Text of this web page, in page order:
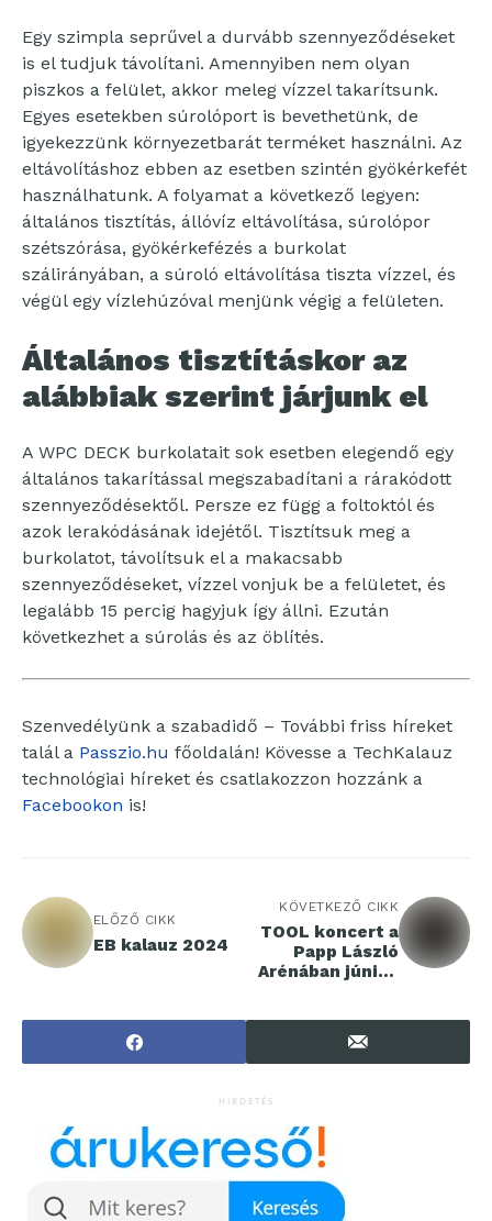
Egy szimpla seprűvel a durvább szennyeződéseket
is el tudjuk távolítani. Amennyiben nem olyan
piszkos a felület, akkor meleg vízzel takarítsunk.
Egyes esetekben súrolóport is bevethetünk, de
igyekezzünk környezetbarát terméket használni. Az
eltávolításhoz ebben az esetben szintén gyökérkefét
használhatunk. A folyamat a következő legyen:
általános tisztítás, állóvíz eltávolítása, súrolópor
szétszórása, gyökérkefézés a burkolat
szálirányában, a súroló eltávolítása tiszta vízzel, és
végül egy vízlehúzóval menjünk végig a felületen.
Általános tisztításkor az
alábbiak szerint járjunk el
A WPC DECK burkolatait sok esetben elegendő egy
általános takarítással megszabadítani a rárakódott
szennyeződésektől. Persze ez függ a foltoktól és
azok lerakódásának idejétől. Tisztítsuk meg a
burkolatot, távolítsuk el a makacsabb
szennyeződéseket, vízzel vonjuk be a felületet, és
legalább 15 percig hagyjuk így állni. Ezután
következhet a súrolás és az öblítés.
Szenvedélyünk a szabadidő – További friss híreket
talál a Passzio.hu főoldalán! Kövesse a TechKalauz
technológiai híreket és csatlakozzon hozzánk a
Facebookon is!
ELŐZŐ CIKK
EB kalauz 2024
KÖVETKEZŐ CIKK
TOOL koncert a
Papp László
Arénában június
HIRDETÉS